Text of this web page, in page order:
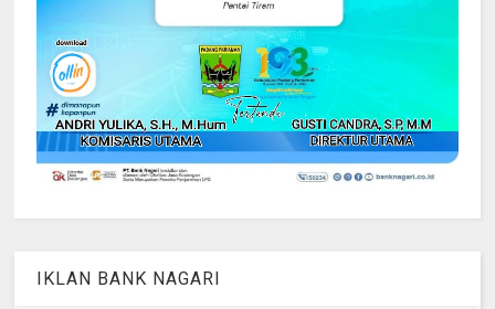
IKLAN BANK NAGARI